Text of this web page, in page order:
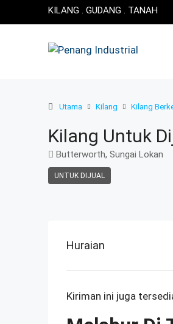
KILANG . GUDANG . TANAH
Utama Kilang Kilang
Kilang Untuk
Butterworth, Sungai Lokan
UNTUK DIJUAL
Huraian
Kiriman ini juga